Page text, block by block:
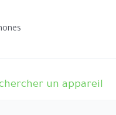
un appareil